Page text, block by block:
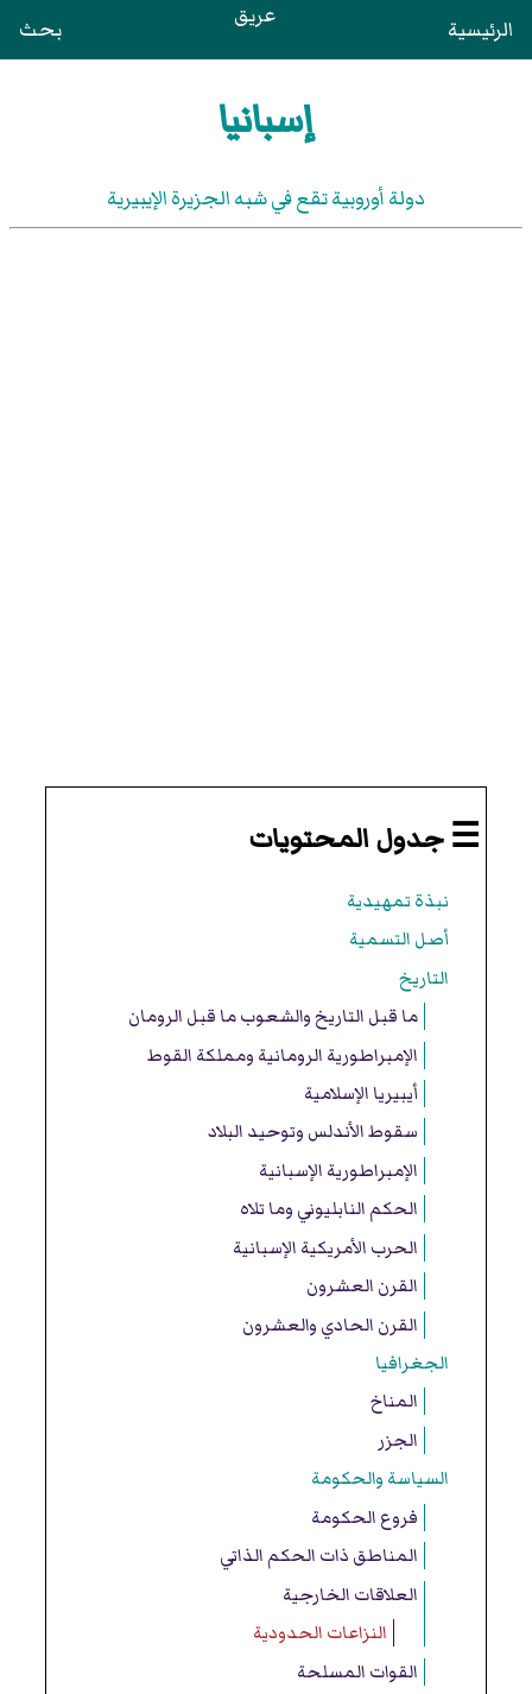
الرئيسية عريق بحث
إسبانيا
دولة أوروبية تقع في شبه الجزيرة الإيبيرية
☰ جدول المحتويات
نبذة تمهيدية
أصل التسمية
التاريخ
ما قبل التاريخ والشعوب ما قبل الرومان
الإمبراطورية الرومانية ومملكة القوط
أيبيريا الإسلامية
سقوط الأندلس وتوحيد البلاد
الإمبراطورية الإسبانية
الحكم النابليوني وما تلاه
الحرب الأمريكية الإسبانية
القرن العشرون
القرن الحادي والعشرون
الجغرافيا
المناخ
الجزر
السياسة والحكومة
فروع الحكومة
المناطق ذات الحكم الذاتي
العلاقات الخارجية
النزاعات الحدودية
القوات المسلحة